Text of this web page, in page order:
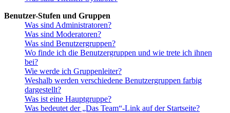
Benutzer-Stufen und Gruppen
Was sind Administratoren?
Was sind Moderatoren?
Was sind Benutzergruppen?
Wo finde ich die Benutzergruppen und wie trete ich ihnen
bei?
Wie werde ich Gruppenleiter?
Weshalb werden verschiedene Benutzergruppen farbig
dargestellt?
Was ist eine Hauptgruppe?
Was bedeutet der „Das Team“-Link auf der Startseite?